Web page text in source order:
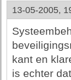
13-05-2005,
kant en
is echter